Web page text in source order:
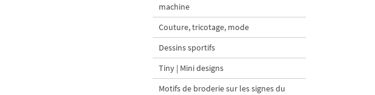
machine
Couture, tricotage, mode
Dessins sportifs
Tiny | Mini designs
Motifs de broderie sur les signes du